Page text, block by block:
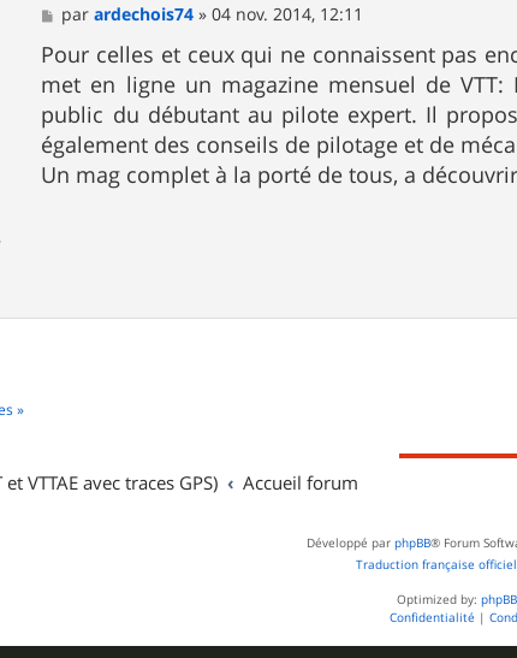
M
e
s
s
a
g
e
parardechois74 »04 nov. 2014, 12:11
Pour celles et ceux qui ne connaissent pas
met en ligne un magazine mensuel de
public du débutant au pilote expert. Il
également des conseils de pilotage et de
Un mag complet à la porté de tous, a
»
VTTAE avec traces GPS) Accueil forum
Développé par phpBB® Forum
Traduction française
Optimized by:
Confidentialité |